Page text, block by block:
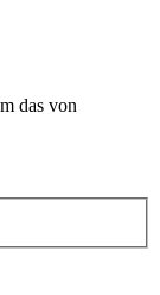
das von